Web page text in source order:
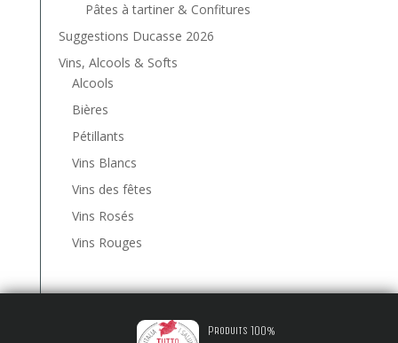
Pâtes à tartiner & Confitures
Suggestions Ducasse 2026
Vins, Alcools & Softs
Alcools
Bières
Pétillants
Vins Blancs
Vins des fêtes
Vins Rosés
Vins Rouges
Produits 100%